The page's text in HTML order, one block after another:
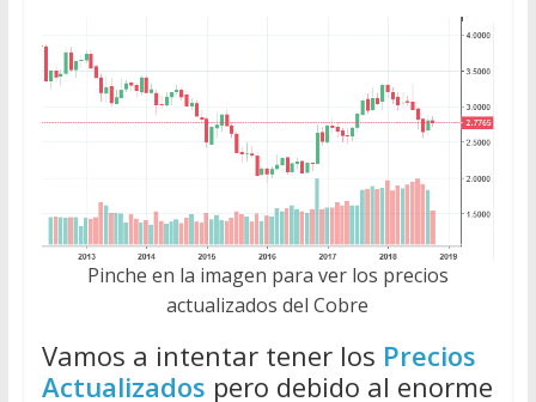
Pinche en la imagen para ver los precios
actualizados del Cobre
Vamos a intentar tener los Precios
Actualizados pero debido al enorme